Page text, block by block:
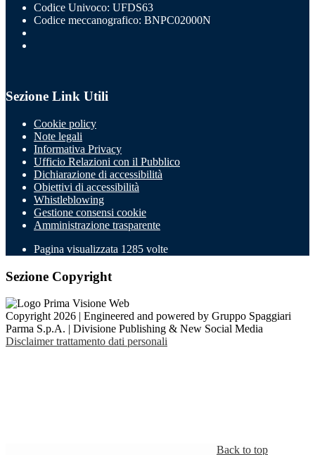
Codice Univoco: UFDS63
Codice meccanografico: BNPC02000N
Sezione Link Utili
Cookie policy
Note legali
Informativa Privacy
Ufficio Relazioni con il Pubblico
Dichiarazione di accessibilità
Obiettivi di accessibilità
Whistleblowing
Gestione consensi cookie
Amministrazione trasparente
Pagina visualizzata 1285 volte
Sezione Copyright
Copyright 2026 | Engineered and powered by Gruppo Spaggiari
Parma S.p.A. | Divisione Publishing & New Social Media
Disclaimer trattamento dati personali
Back to top